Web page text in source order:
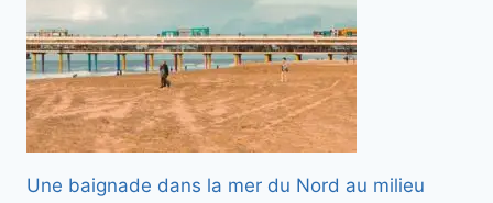
Une baignade dans la mer du Nord au milieu